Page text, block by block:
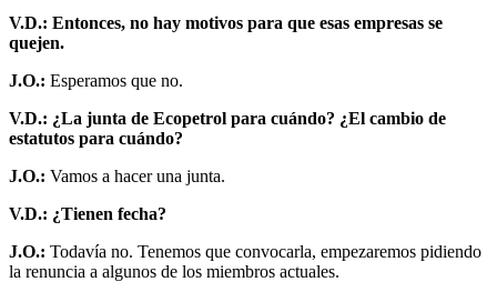
V.D.: Entonces, no hay motivos para que esas empresas se
quejen.
J.O.: Esperamos que no.
V.D.: ¿La junta de Ecopetrol para cuándo? ¿El cambio de
estatutos para cuándo?
J.O.: Vamos a hacer una junta.
V.D.: ¿Tienen fecha?
J.O.: Todavía no. Tenemos que convocarla, empezaremos pidiendo
la renuncia a algunos de los miembros actuales.